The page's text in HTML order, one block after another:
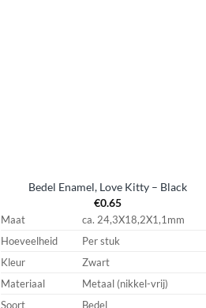
Bedel Enamel, Love Kitty – Black
€0.65
Maat
ca. 24,3X18,2X1,1mm
Hoeveelheid
Per stuk
Kleur
Zwart
Materiaal
Metaal (nikkel-vrij)
Soort
Bedel